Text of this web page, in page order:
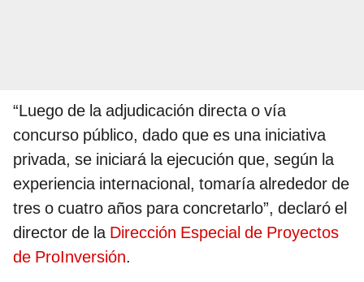
“Luego de la adjudicación directa o vía
concurso público, dado que es una iniciativa
privada, se iniciará la ejecución que, según la
experiencia internacional, tomaría alrededor de
tres o cuatro años para concretarlo”, declaró el
director de la Dirección Especial de Proyectos
de ProInversión.